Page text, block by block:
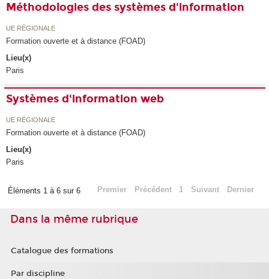
Méthodologies des systèmes d'information
UE RÉGIONALE
Formation ouverte et à distance (FOAD)
Lieu(x)
Paris
Systèmes d'information web
UE RÉGIONALE
Formation ouverte et à distance (FOAD)
Lieu(x)
Paris
Éléments 1 à 6 sur 6 Premier Précédent 1 Suivant Dernier
Dans la même rubrique
Catalogue des formations
Par discipline